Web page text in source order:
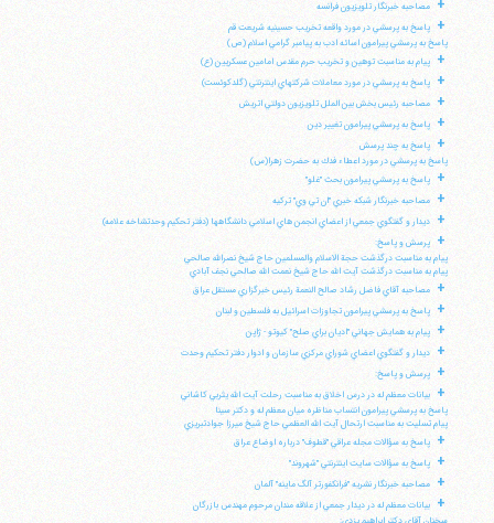
+ مصاحبه خبرنگار تلويزيون فرانسه
+
پاسخ به پرسشي در مورد واقعه تخريب حسينيه شريعت قم
پاسخ به پرسشي پيرامون اسائه ادب به پيامبر گرامي اسلام (ص)
+ پيام به مناسبت توهين و تخريب حرم مقدس امامين عسكريين (ع)
+ پاسخ به پرسشي در مورد معاملات شركتهاي اينترنتي (گلدكوئست)
+ مصاحبه رئيس بخش بين الملل تلويزيون دولتي اتريش
+ پاسخ به پرسشي پيرامون تغيير دين
+
پاسخ به چند پرسش
پاسخ به پرسشي در مورد اعطاء فدك به حضرت زهرا(س)
+ پاسخ به پرسشي پيرامون بحث "غلو"
+ مصاحبه خبرنگار شبكه خبري "ان تي وي" تركيه
+ ديدار و گفتگوي جمعي از اعضاي انجمن هاي اسلامي دانشگاهها (دفتر تحكيم وحدتشاخه علامه)
+
پرسش و پاسخ:
پيام به مناسبت درگذشت حجة الاسلام والمسلمين حاج شيخ نصرالله صالحي
پيام به مناسبت درگذشت آيت الله حاج شيخ نعمت الله صالحي نجف آبادي
+ مصاحبه آقاي فاضل رشاد صالح النعمة رئيس خبرگزاري مستقل عراق
+ پاسخ به پرسشي پيرامون تجاوزات اسرائيل به فلسطين و لبنان
+ پيام به همايش جهاني "اديان براي صلح" كيوتو - ژاپن
+ ديدار و گفتگوي اعضاي شوراي مركزي سازمان و ادوار دفتر تحكيم وحدت
+ پرسش و پاسخ:
+
بيانات معظم له در درس اخلاق به مناسبت رحلت آيت الله يثربي كاشاني
پاسخ به پرسشي پيرامون انتساب مناظره ميان معظم له و دكتر سينا
پيام تسليت به مناسبت ارتحال آيت الله العظمي حاج شيخ ميرزا جوادتبريزي
+ پاسخ به سؤالات مجله عراقي "قطوف" درباره اوضاع عراق
+ پاسخ به سؤالات سايت اينترنتي "شهروند"
+ مصاحبه خبرنگار نشريه "فرانكفورتر آلگ ماينه" آلمان
+
بيانات معظم له در ديدار جمعي از علاقه مندان مرحوم مهندس بازرگان